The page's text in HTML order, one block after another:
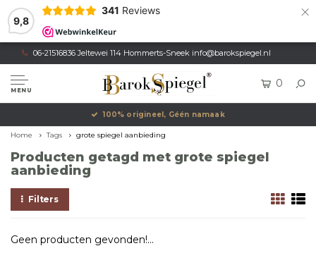
9,8
341 Reviews ×
06-21516836 Jeltewei 114 Hommerts-Sneek info@barokspiegel.nl
MENU
0
100% origineel, Géén namaak
Home Tags grote spiegel aanbieding
Producten getagd met grote spiegel
aanbieding
Filters
Geen producten gevonden!...